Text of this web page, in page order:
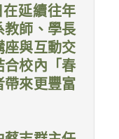
延續往年
教師、學長
與互動交
合校內「春
帶來更豐富